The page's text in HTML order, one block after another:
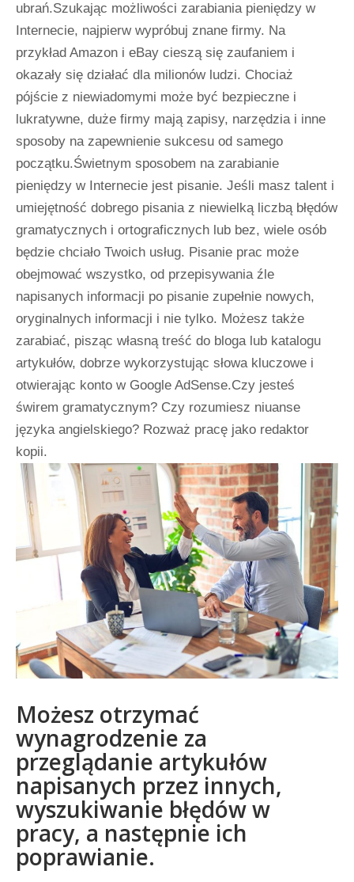
ubrań.Szukając możliwości zarabiania pieniędzy w
Internecie, najpierw wypróbuj znane firmy. Na
przykład Amazon i eBay cieszą się zaufaniem i
okazały się działać dla milionów ludzi. Chociaż
pójście z niewiadomymi może być bezpieczne i
lukratywne, duże firmy mają zapisy, narzędzia i inne
sposoby na zapewnienie sukcesu od samego
początku.Świetnym sposobem na zarabianie
pieniędzy w Internecie jest pisanie. Jeśli masz talent i
umiejętność dobrego pisania z niewielką liczbą błędów
gramatycznych i ortograficznych lub bez, wiele osób
będzie chciało Twoich usług. Pisanie prac może
obejmować wszystko, od przepisywania źle
napisanych informacji po pisanie zupełnie nowych,
oryginalnych informacji i nie tylko. Możesz także
zarabiać, pisząc własną treść do bloga lub katalogu
artykułów, dobrze wykorzystując słowa kluczowe i
otwierając konto w Google AdSense.Czy jesteś
świrem gramatycznym? Czy rozumiesz niuanse
języka angielskiego? Rozważ pracę jako redaktor
kopii.
Możesz otrzymać
wynagrodzenie za
przeglądanie artykułów
napisanych przez innych,
wyszukiwanie błędów w
pracy, a następnie ich
poprawianie.